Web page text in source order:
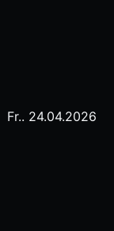
Fr.. 24.04.2026